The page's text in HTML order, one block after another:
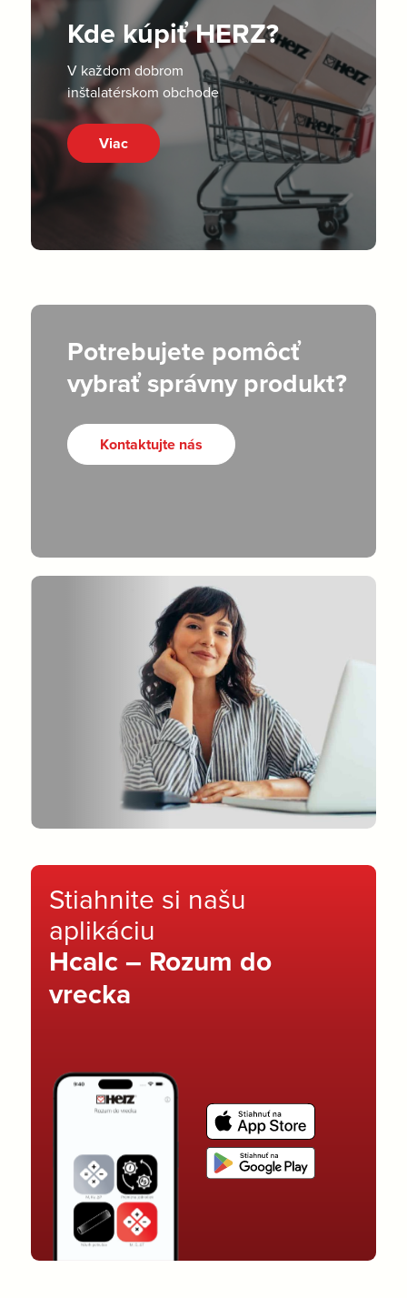
Kde kúpiť HERZ?
V každom dobrom
inštalatérskom obchode
Viac
Potrebujete pomôcť
vybrať správny produkt?
Kontaktujte nás
Stiahnite si našu
aplikáciu
Hcalc – Rozum do
vrecka